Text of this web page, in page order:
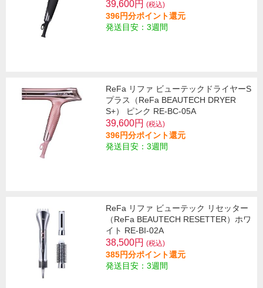
39,600円 (税込)
396円分ポイント還元
発送目安：3週間
ReFa リファ ビューテックドライヤーS
プラス（ReFa BEAUTECH DRYER
S+） ピンク RE-BC-05A
39,600円 (税込)
396円分ポイント還元
発送目安：3週間
ReFa リファ ビューテック リセッター
（ReFa BEAUTECH RESETTER）ホワ
イト RE-BI-02A
38,500円 (税込)
385円分ポイント還元
発送目安：3週間